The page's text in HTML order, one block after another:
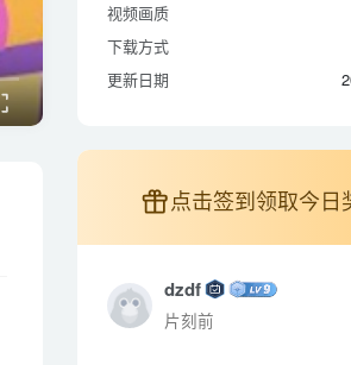
下载方式
更新日期
视频画质
下载方式
更新日期
点击签到领取今日
dzdf
片刻前